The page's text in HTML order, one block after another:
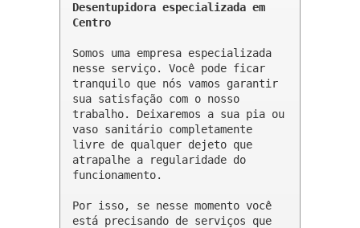
Desentupidora especializada em
Centro
Somos uma empresa especializada
nesse serviço. Você pode ficar
tranquilo que nós vamos garantir
sua satisfação com o nosso
trabalho. Deixaremos a sua pia ou
vaso sanitário completamente
livre de qualquer dejeto que
atrapalhe a regularidade do
funcionamento.
Por isso, se nesse momento você
está precisando de serviços que